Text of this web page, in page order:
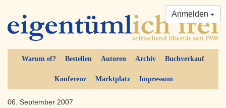
Warum ef? Bestellen Autoren Archiv Buchverkauf
Konferenz Marktplatz Impressum
Anmelden
06. September 2007